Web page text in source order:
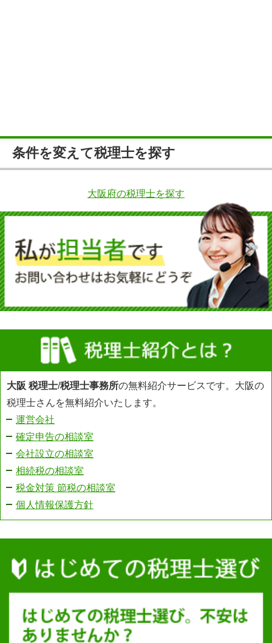
条件を変えて税理士を探す
大阪府の税理士を探す
大阪 税理士/税理士事務所の無料紹介サービスです。大阪の
税理士さんを無料紹介いたします。
運営会社
確定申告の相談室
会社設立の相談室
相続税の相談室
税金対策 節税の相談室
個人情報保護方針